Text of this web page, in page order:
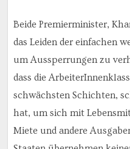
Beide Premierminister,
das Leiden der einfachen
um Aussperrungen zu
dass die
schwächsten Schichten,
hat, um sich mit
Miete und andere